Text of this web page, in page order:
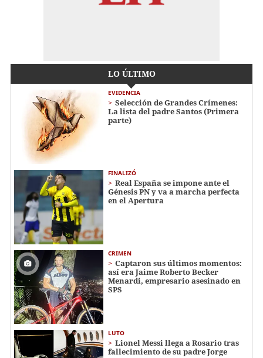
LO ÚLTIMO
EVIDENCIA
Selección de Grandes Crímenes:
La lista del padre Santos (Primera
parte)
FINALIZÓ
Real España se impone ante el
Génesis PN y va a marcha perfecta
en el Apertura
CRIMEN
Captaron sus últimos momentos:
así era Jaime Roberto Becker
Menardi​​​, empresario asesinado en
SPS
LUTO
Lionel Messi llega a Rosario tras
fallecimiento de su padre Jorge